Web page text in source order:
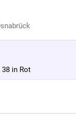
in Rot